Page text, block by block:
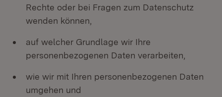
Rechte oder bei Fragen zum Datenschutz
wenden können,
auf welcher Grundlage wir Ihre
personenbezogenen Daten verarbeiten,
wie wir mit Ihren personenbezogenen Daten
umgehen und